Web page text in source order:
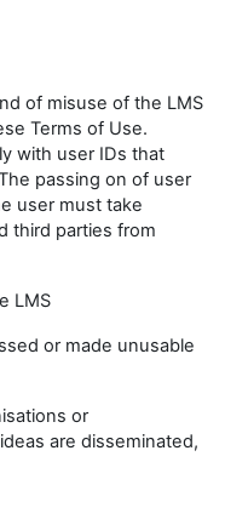
of misuse of the LMS
Terms of Use.
with user IDs that
passing on of user
user must take
third parties from
LMS
or made unusable
or
are disseminated,